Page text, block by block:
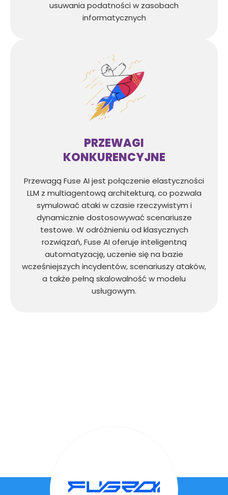
usuwania podatności w zasobach
informatycznych
PRZEWAGI
KONKURENCYJNE
Przewagą Fuse AI jest połączenie elastyczności
LLM z multiagentową architekturą, co pozwala
symulować ataki w czasie rzeczywistym i
dynamicznie dostosowywać scenariusze
testowe. W odróżnieniu od klasycznych
rozwiązań, Fuse AI oferuje inteligentną
automatyzację, uczenie się na bazie
wcześniejszych incydentów, scenariuszy ataków,
a także pełną skalowalność w modelu
usługowym.